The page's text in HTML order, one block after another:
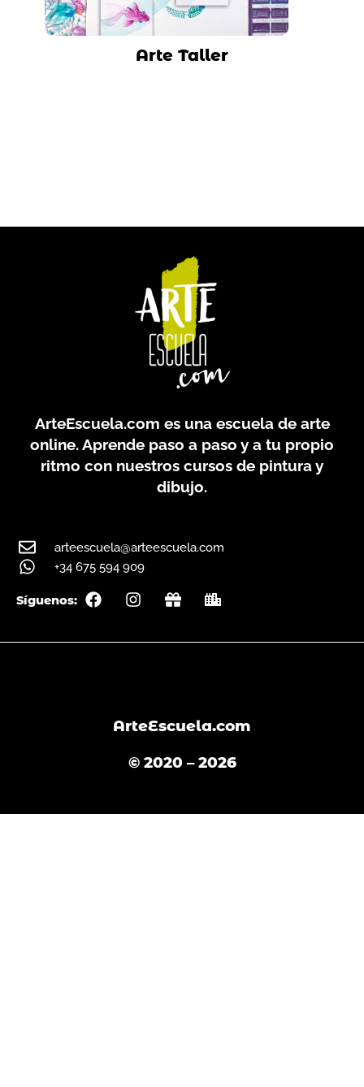
Arte Taller
ArteEscuela.com es una escuela de arte
online. Aprende paso a paso y a tu propio
ritmo con nuestros cursos de pintura y
dibujo.
arteescuela@arteescuela.com
+34 675 594 909
Síguenos:
F
a
e
I
n
t
m
G
i
t
C
i
y
ArteEscuela.com
© 2020 – 2026